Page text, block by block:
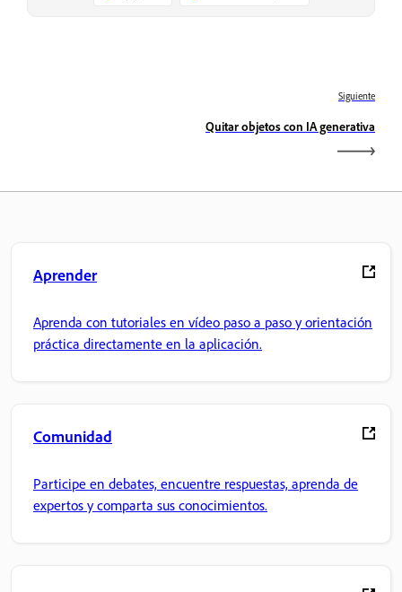
Siguiente
Quitar objetos con IA generativa
Aprender
Aprenda con tutoriales en vídeo paso a paso y orientación
práctica directamente en la aplicación.
Comunidad
Participe en debates, encuentre respuestas, aprenda de
expertos y comparta sus conocimientos.